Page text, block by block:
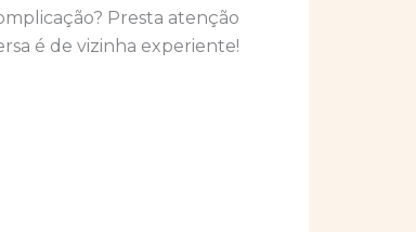
Presta atenção
é de vizinha experiente!